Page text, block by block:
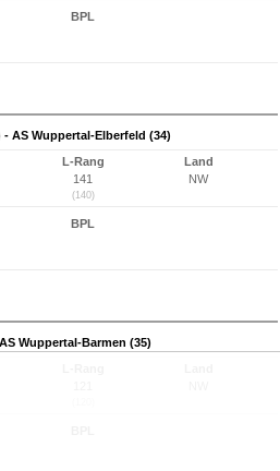
BPL
AS Wuppertal-Elberfeld (34)
L-Rang
141
(140)
Land
NW
BPL
Wuppertal-Barmen (35)